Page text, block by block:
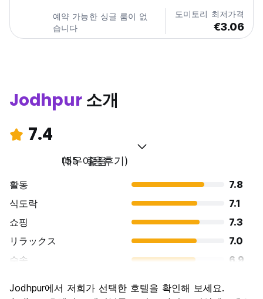
choice for travelers looking to explore Jodhpur's...
예약 가능한 싱글 룸이 없
습니다
도미토리 최저가격
€3.06
Jodhpur소개
7.4
매우 좋음
(55 이용후기)
활동
7.8
식도락
7.1
쇼핑
7.3
リラックス
7.0
수송
6.9
Jodhpur에서 저희가 선택한 호텔을 확인해 보세요.